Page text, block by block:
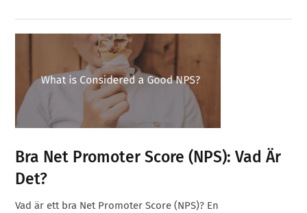
Bra Net Promoter Score (NPS): Vad Är
Det?
Vad är ett bra Net Promoter Score (NPS)? En